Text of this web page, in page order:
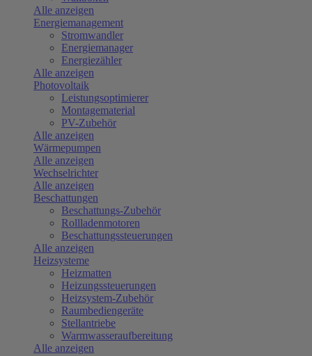
Alle anzeigen
Energiemanagement
Stromwandler
Energiemanager
Energiezähler
Alle anzeigen
Photovoltaik
Leistungsoptimierer
Montagematerial
PV-Zubehör
Alle anzeigen
Wärmepumpen
Alle anzeigen
Wechselrichter
Alle anzeigen
Beschattungen
Beschattungs-Zubehör
Rollladenmotoren
Beschattungssteuerungen
Alle anzeigen
Heizsysteme
Heizmatten
Heizungssteuerungen
Heizsystem-Zubehör
Raumbediengeräte
Stellantriebe
Warmwasseraufbereitung
Alle anzeigen